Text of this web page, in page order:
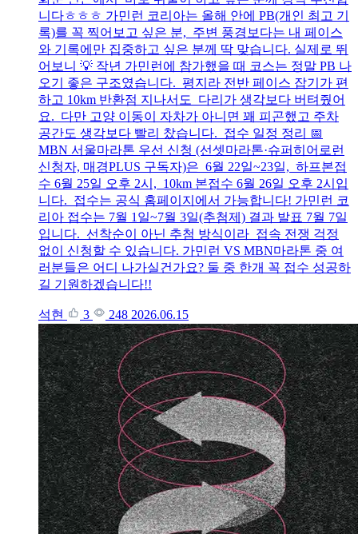
니다ㅎㅎㅎ 가민런 코리아는 올해 안에 PB(개인 최고 기
록)를 꼭 찍어보고 싶은 분, 주변 풍경보다는 내 페이스
와 기록에만 집중하고 싶은 분께 딱 맞습니다. 실제로 뛰
어보니 💡 작년 가민런에 참가했을 때 코스는 정말 PB 나
오기 좋은 구조였습니다. 평지라 전반 페이스 잡기가 편
하고 10km 반환점 지나서도 다리가 생각보다 버텨줬어
요. 다만 고양 이동이 자차가 아니면 꽤 피곤했고 주차
공간도 생각보다 빨리 찼습니다. 접수 일정 정리 📅
MBN 서울마라톤 우선 신청 (선셋마라톤·슈퍼히어로런
신청자, 매경PLUS 구독자)은 6월 22일~23일, 하프본접
수 6월 25일 오후 2시, 10km 본접수 6월 26일 오후 2시입
니다. 접수는 공식 홈페이지에서 가능합니다! 가민런 코
리아 접수는 7월 1일~7월 3일(추첨제) 결과 발표 7월 7일
입니다. 선착순이 아닌 추첨 방식이라 접속 전쟁 걱정
없이 신청할 수 있습니다. 가민런 VS MBN마라톤 중 여
러분들은 어디 나가실건가요? 둘 중 한개 꼭 접수 성공하
길 기원하겠습니다!!
석현 3 248 2026.06.15